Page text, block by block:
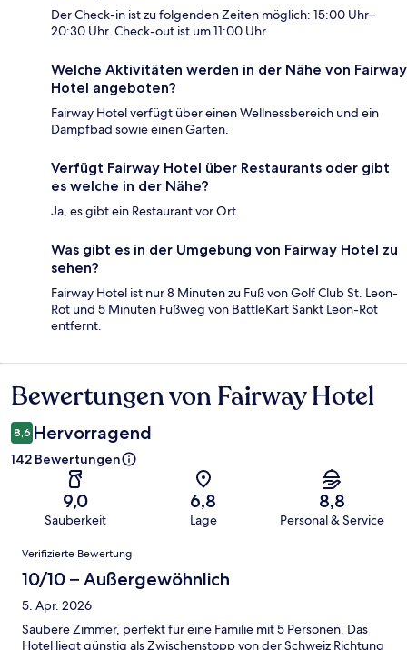
Der Check-in ist zu folgenden Zeiten möglich: 15:00 Uhr–
20:30 Uhr. Check-out ist um 11:00 Uhr.
Welche Aktivitäten werden in der Nähe von Fairway
Hotel angeboten?
Fairway Hotel verfügt über einen Wellnessbereich und ein
Dampfbad sowie einen Garten.
Verfügt Fairway Hotel über Restaurants oder gibt
es welche in der Nähe?
Ja, es gibt ein Restaurant vor Ort.
Was gibt es in der Umgebung von Fairway Hotel zu
sehen?
Fairway Hotel ist nur 8 Minuten zu Fuß von Golf Club St. Leon-
Rot und 5 Minuten Fußweg von BattleKart Sankt Leon-Rot
entfernt.
Bewertungen
Bewertungen von Fairway Hotel
8,6 Hervorragend
142 Bewertungen
9,0
Sauberkeit
6,8
Lage
8,8
Personal & Service
Bewertungen
Verifizierte Bewertung
10/10 – Außergewöhnlich
5. Apr. 2026
Saubere Zimmer, perfekt für eine Familie mit 5 Personen. Das
Hotel liegt günstig als Zwischenstopp von der Schweiz Richtung